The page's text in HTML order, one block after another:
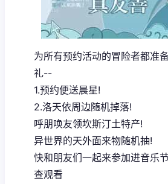
为所有预约活动的冒险者都准
礼--
1.预约便送晨星!
2.洛天依周边随机掉落!
呼朋唤友领坎斯汀土特产!
异世界的天外面来物随机抽!
快和朋友们一起来参加进音乐
查观看